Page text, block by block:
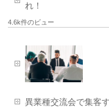
れ！
4.6k件のビュー
異業種交流会で集客